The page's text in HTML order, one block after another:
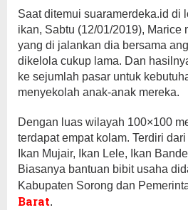
Saat ditemui suaramerdeka.id di
ikan, Sabtu (12/01/2019), Marice
yang di jalankan dia bersama
dikelola cukup lama. Dan
ke sejumlah pasar untuk
menyekolah anak-anak mereka.
Dengan luas wilayah 100×100
terdapat empat kolam. Terdiri
Ikan Mujair, Ikan Lele, Ikan
Biasanya bantuan bibit usaha
Kabupaten Sorong dan
Barat.